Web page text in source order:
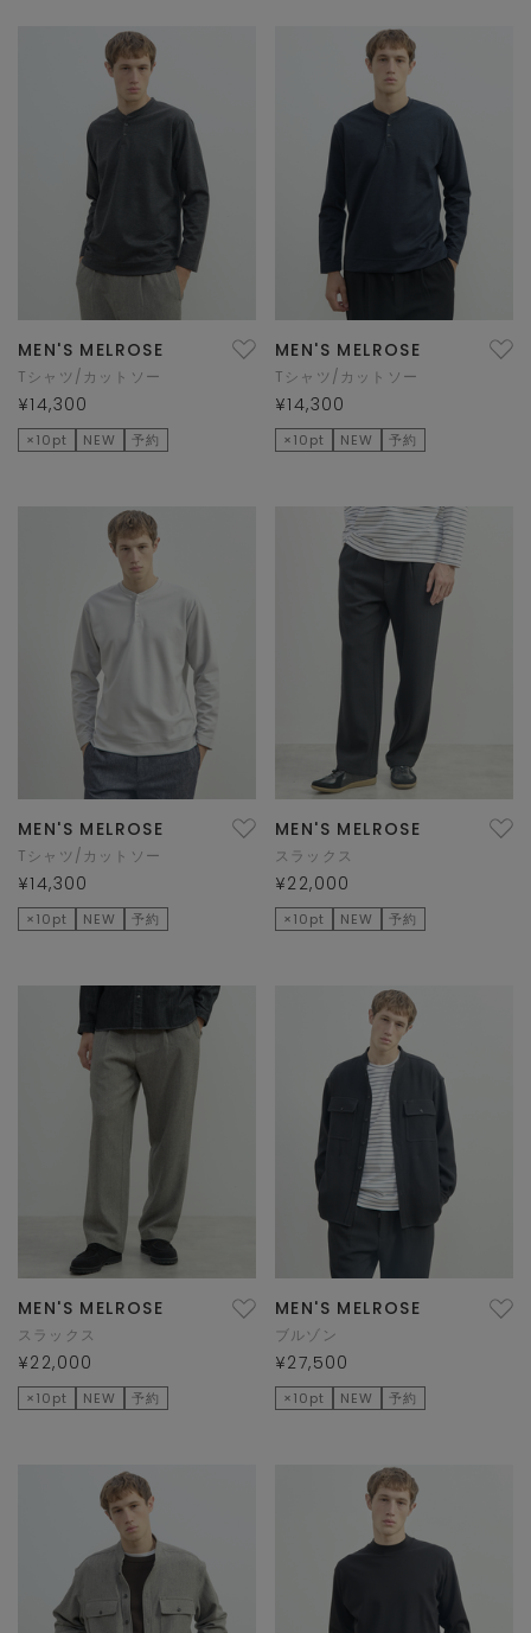
MEN'S MELROSE
Tシャツ/カットソー
¥14,300
×10pt NEW 予約
MEN'S MELROSE
Tシャツ/カットソー
¥14,300
×10pt NEW 予約
MEN'S MELROSE
Tシャツ/カットソー
¥14,300
×10pt NEW 予約
MEN'S MELROSE
スラックス
¥22,000
×10pt NEW 予約
MEN'S MELROSE
スラックス
¥22,000
×10pt NEW 予約
MEN'S MELROSE
ブルゾン
¥27,500
×10pt NEW 予約